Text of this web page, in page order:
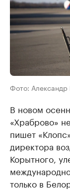
Фото: Александр
В новом
«Храброво»
пишет
директора
Корытного,
только в